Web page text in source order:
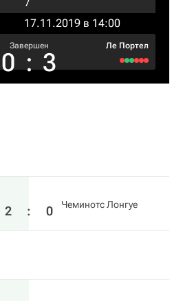
17.11.2019 в 14:00
Завершен
0 : 3
Ле Портел
2 : 0 Чеминотс Лонгуе